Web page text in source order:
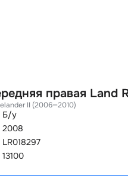
правая Land
II (2006—2010)
Б/у
2008
LR018297
13100